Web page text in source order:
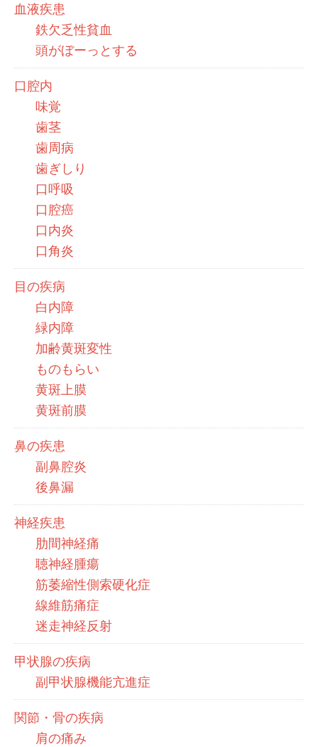
血液疾患
鉄欠乏性貧血
頭がぼーっとする
口腔内
味覚
歯茎
歯周病
歯ぎしり
口呼吸
口腔癌
口内炎
口角炎
目の疾病
白内障
緑内障
加齢黄斑変性
ものもらい
黄斑上膜
黄斑前膜
鼻の疾患
副鼻腔炎
後鼻漏
神経疾患
肋間神経痛
聴神経腫瘍
筋萎縮性側索硬化症
線維筋痛症
迷走神経反射
甲状腺の疾病
副甲状腺機能亢進症
関節・骨の疾病
肩の痛み